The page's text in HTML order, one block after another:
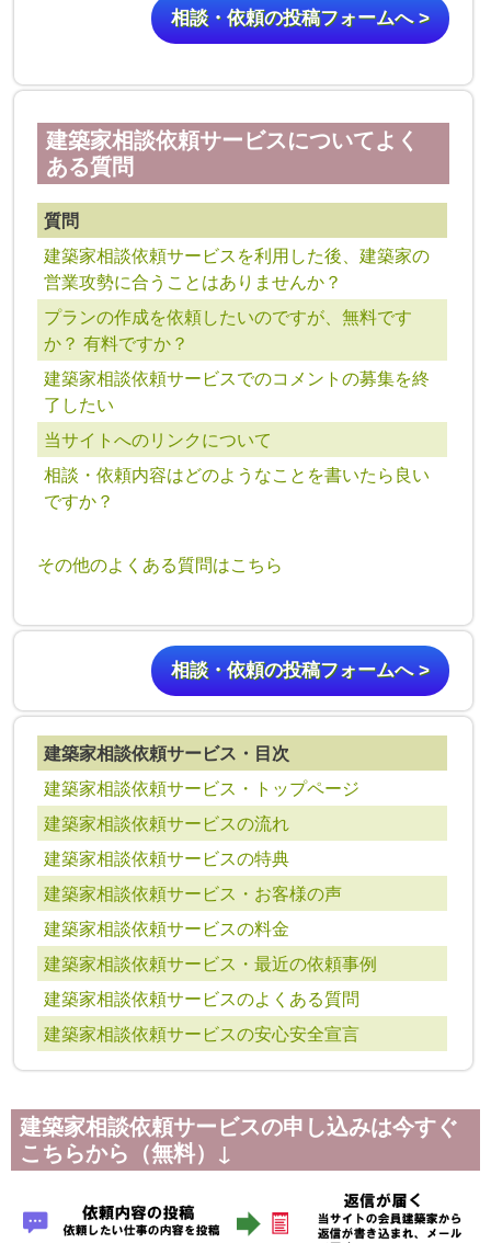
相談・依頼の投稿フォームへ >
建築家相談依頼サービスについてよく
ある質問
質問
建築家相談依頼サービスを利用した後、建築家の
営業攻勢に合うことはありませんか？
プランの作成を依頼したいのですが、無料です
か？ 有料ですか？
建築家相談依頼サービスでのコメントの募集を終
了したい
当サイトへのリンクについて
相談・依頼内容はどのようなことを書いたら良い
ですか？
その他のよくある質問はこちら
相談・依頼の投稿フォームへ >
建築家相談依頼サービス・目次
建築家相談依頼サービス・トップページ
建築家相談依頼サービスの流れ
建築家相談依頼サービスの特典
建築家相談依頼サービス・お客様の声
建築家相談依頼サービスの料金
建築家相談依頼サービス・最近の依頼事例
建築家相談依頼サービスのよくある質問
建築家相談依頼サービスの安心安全宣言
建築家相談依頼サービスの申し込みは今すぐ
こちらから（無料）↓